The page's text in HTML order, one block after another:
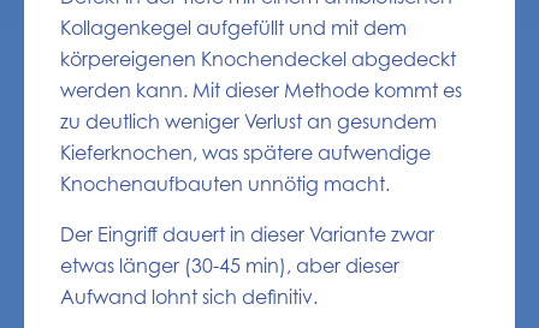
Kollagenkegel aufgefüllt und mit dem
körpereigenen Knochendeckel abgedeckt
werden kann. Mit dieser Methode kommt es
zu deutlich weniger Verlust an gesundem
Kieferknochen, was spätere aufwendige
Knochenaufbauten unnötig macht.
Der Eingriff dauert in dieser Variante zwar
etwas länger (30-45 min), aber dieser
Aufwand lohnt sich definitiv.